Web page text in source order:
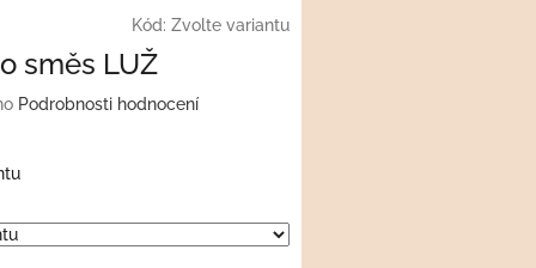
Kód: Zvolte variantu
směs LUŽ
Podrobnosti hodnocení